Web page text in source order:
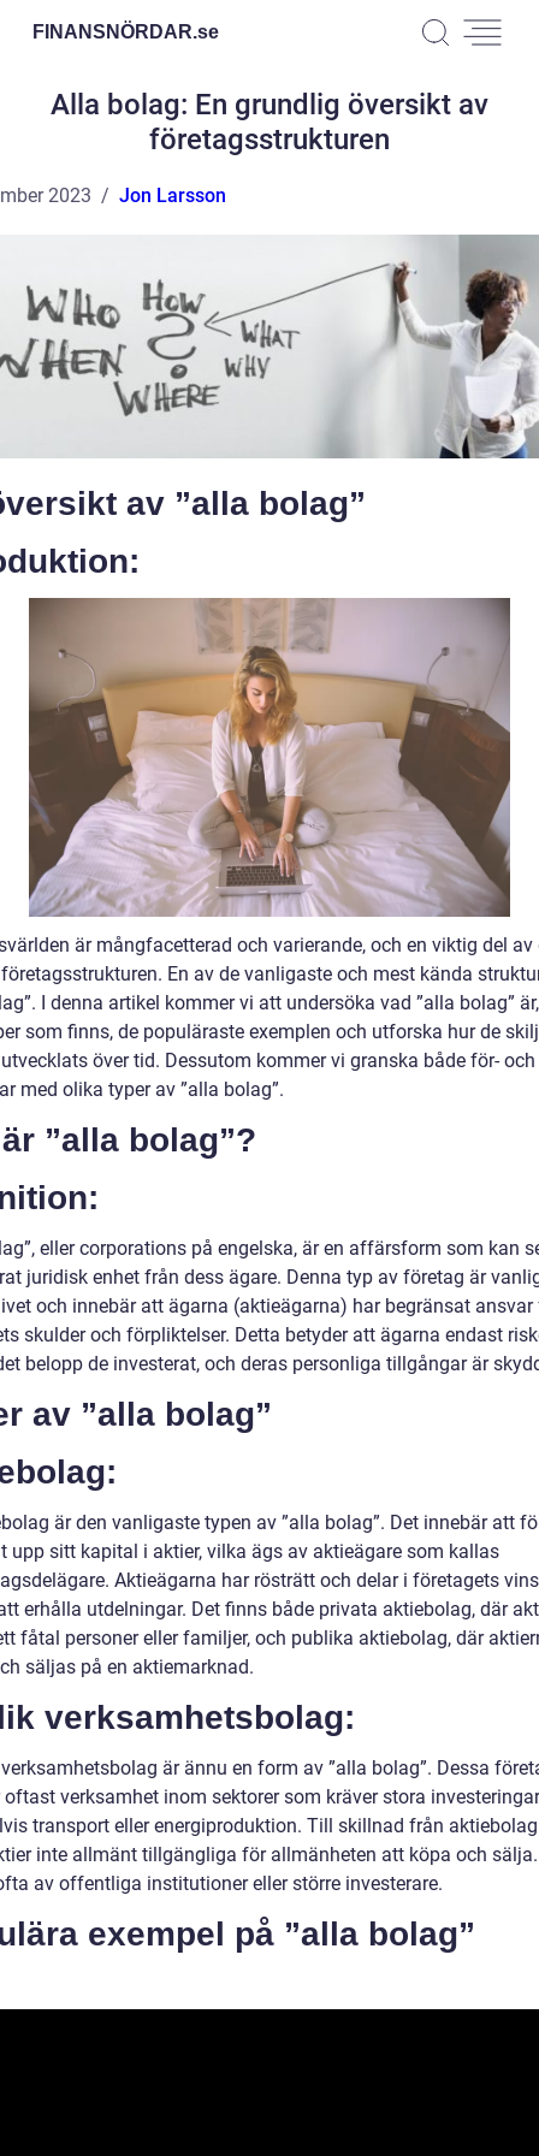
FINANSNÖRDAR.se
Alla bolag: En grundlig översikt av
företagsstrukturen
2023 Jon Larsson
av ”alla bolag”
är mångfacetterad och varierande, och en viktig del av
En av de vanligaste och mest kända
I denna artikel kommer vi att undersöka vad ”alla bolag”
som finns, de populäraste exemplen och utforska hur de
över tid. Dessutom kommer vi granska både för- och
med olika typer av ”alla bolag”.
”alla bolag”?
eller corporations på engelska, är en affärsform som kan
juridisk enhet från dess ägare. Denna typ av företag är
och innebär att ägarna (aktieägarna) har begränsat ansvar
skulder och förpliktelser. Detta betyder att ägarna endast
belopp de investerat, och deras personliga tillgångar är
av ”alla bolag”
är den vanligaste typen av ”alla bolag”. Det innebär att
upp sitt kapital i aktier, vilka ägs av aktieägare som kallas
Aktieägarna har rösträtt och delar i företagets
erhålla utdelningar. Det finns både privata aktiebolag, där
fåtal personer eller familjer, och publika aktiebolag, där
säljas på en aktiemarknad.
verksamhetsbolag:
är ännu en form av ”alla bolag”. Dessa
oftast verksamhet inom sektorer som kräver stora
transport eller energiproduktion. Till skillnad från
inte allmänt tillgängliga för allmänheten att köpa och
av offentliga institutioner eller större investerare.
exempel på ”alla bolag”